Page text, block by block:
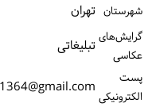
شهرستان تهران
گرایش‌های
عکاسی
تبلیغاتی
پست
الكترونیكی